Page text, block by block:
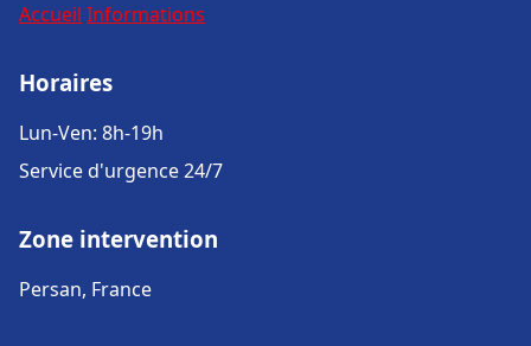
Accueil Informations
Horaires
Lun-Ven: 8h-19h
Service d'urgence 24/7
Zone intervention
Persan, France